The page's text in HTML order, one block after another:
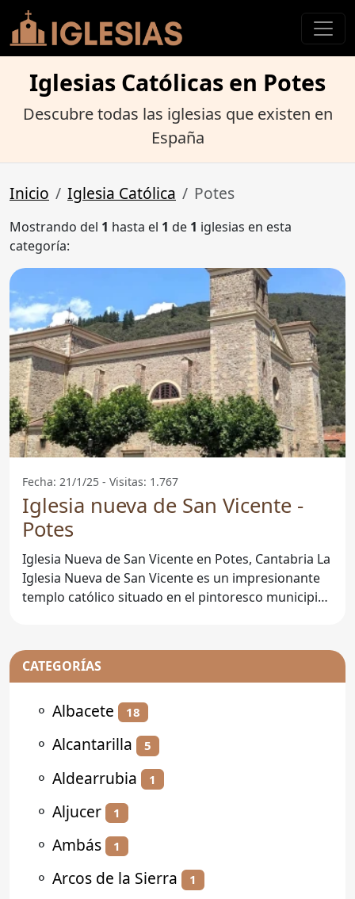
Iglesias Católicas en Potes
Descubre todas las iglesias que existen en
España
Inicio Iglesia Católica Potes
Mostrando del 1 hasta el 1 de 1 iglesias en esta
categoría:
Fecha: 21/1/25 - Visitas: 1.767
Iglesia nueva de San Vicente -
Potes
Iglesia Nueva de San Vicente en Potes, Cantabria La
Iglesia Nueva de San Vicente es un impresionante
templo católico situado en el pintoresco municipio
CATEGORÍAS
⚬ Albacete 18
⚬ Alcantarilla 5
⚬ Aldearrubia 1
⚬ Aljucer 1
⚬ Ambás 1
⚬ Arcos de la Sierra 1